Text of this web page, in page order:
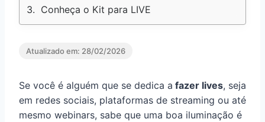
Conheça o Kit para LIVE
Atualizado em: 28/02/2026
Se você é alguém que se dedica a fazer lives, seja
em redes sociais, plataformas de streaming ou até
mesmo webinars, sabe que uma boa iluminação é